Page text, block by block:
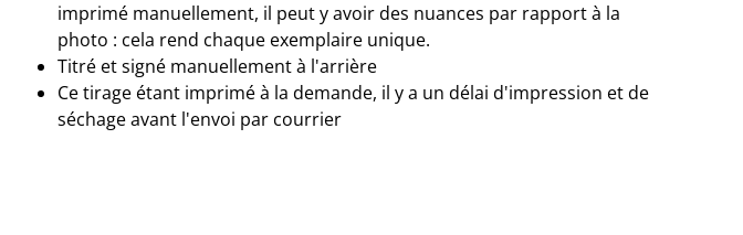
imprimé manuellement, il peut y avoir des nuances par rapport à la
photo : cela rend chaque exemplaire unique.
Titré et signé manuellement à l'arrière
Ce tirage étant imprimé à la demande, il y a un délai d'impression et de
séchage avant l'envoi par courrier